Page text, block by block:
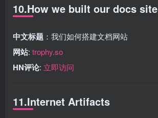
10.How we built our docs site
中文标题 ：我们如何搭建文档网站
网站: trophy.so
HN评论: 立即访问
11.Internet Artifacts